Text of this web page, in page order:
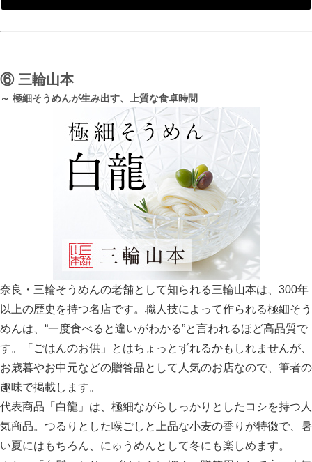
⑥ 三輪山本
～ 極細そうめんが生み出す、上質な食卓時間
奈良・三輪そうめんの老舗として知られる三輪山本は、300年
以上の歴史を持つ名店です。職人技によって作られる極細そう
めんは、“一度食べると違いがわかる”と言われるほど高品質で
す。「ごはんのお供」とはちょっとずれるかもしれませんが、
お歳暮やお中元などの贈答品として人気のお店なので、筆者の
趣味で掲載します。
代表商品「白龍」は、極細ながらしっかりとしたコシを持つ人
気商品。つるりとした喉ごしと上品な小麦の香りが特徴で、暑
い夏にはもちろん、にゅうめんとして冬にも楽しめます。